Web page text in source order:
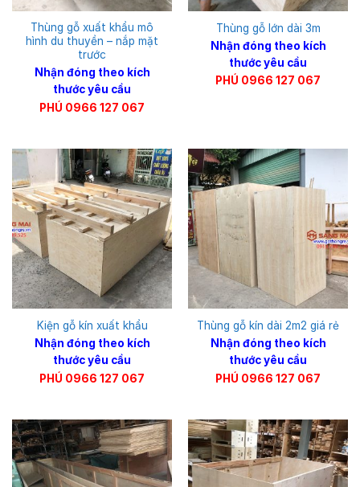
Thùng gỗ xuất khẩu mô
hình du thuyền – nắp mặt
trước
Nhận đóng theo kích
thước yêu cầu
PHÚ 0966 127 067
Thùng gỗ lớn dài 3m
Nhận đóng theo kích
thước yêu cầu
PHÚ 0966 127 067
Kiện gỗ kín xuất khẩu
Nhận đóng theo kích
thước yêu cầu
PHÚ 0966 127 067
Thùng gỗ kín dài 2m2 giá rẻ
Nhận đóng theo kích
thước yêu cầu
PHÚ 0966 127 067